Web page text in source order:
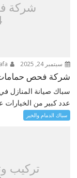
شركة
سبتمبر 24, 2025
شركة فحص حمامات
سباك صيانة المنازل
عدد كبير من الخيارات
سباك الدمام والخبر
تركيب